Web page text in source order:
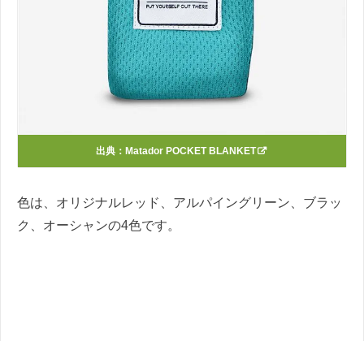
出典： Matador POCKET BLANKET
色は、オリジナルレッド、アルパイングリーン、ブラッ
ク、オーシャンの4色です。